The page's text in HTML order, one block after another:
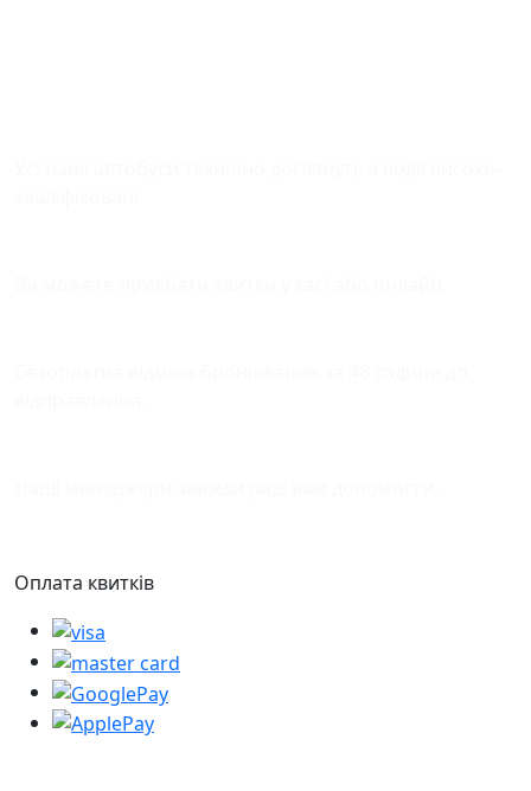
Оплата квитків